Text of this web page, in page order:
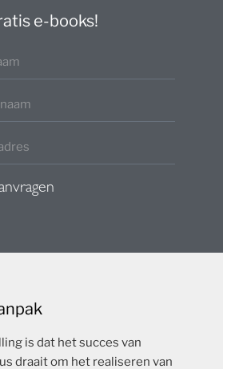
e-books!
is dat het succes van
draait om het realiseren van